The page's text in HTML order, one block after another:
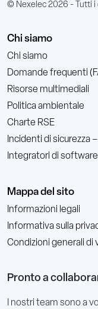
© Nexelec 2026 - Tutti i
Chi siamo
Chi siamo
Domande frequenti
Risorse multimediali
Politica ambientale
Charte RSE
Incidenti di sicurezza
Integratori di software
Mappa del sito
Informazioni legali
Informativa sulla
Condizioni generali di
Pronto a
I nostri team sono a